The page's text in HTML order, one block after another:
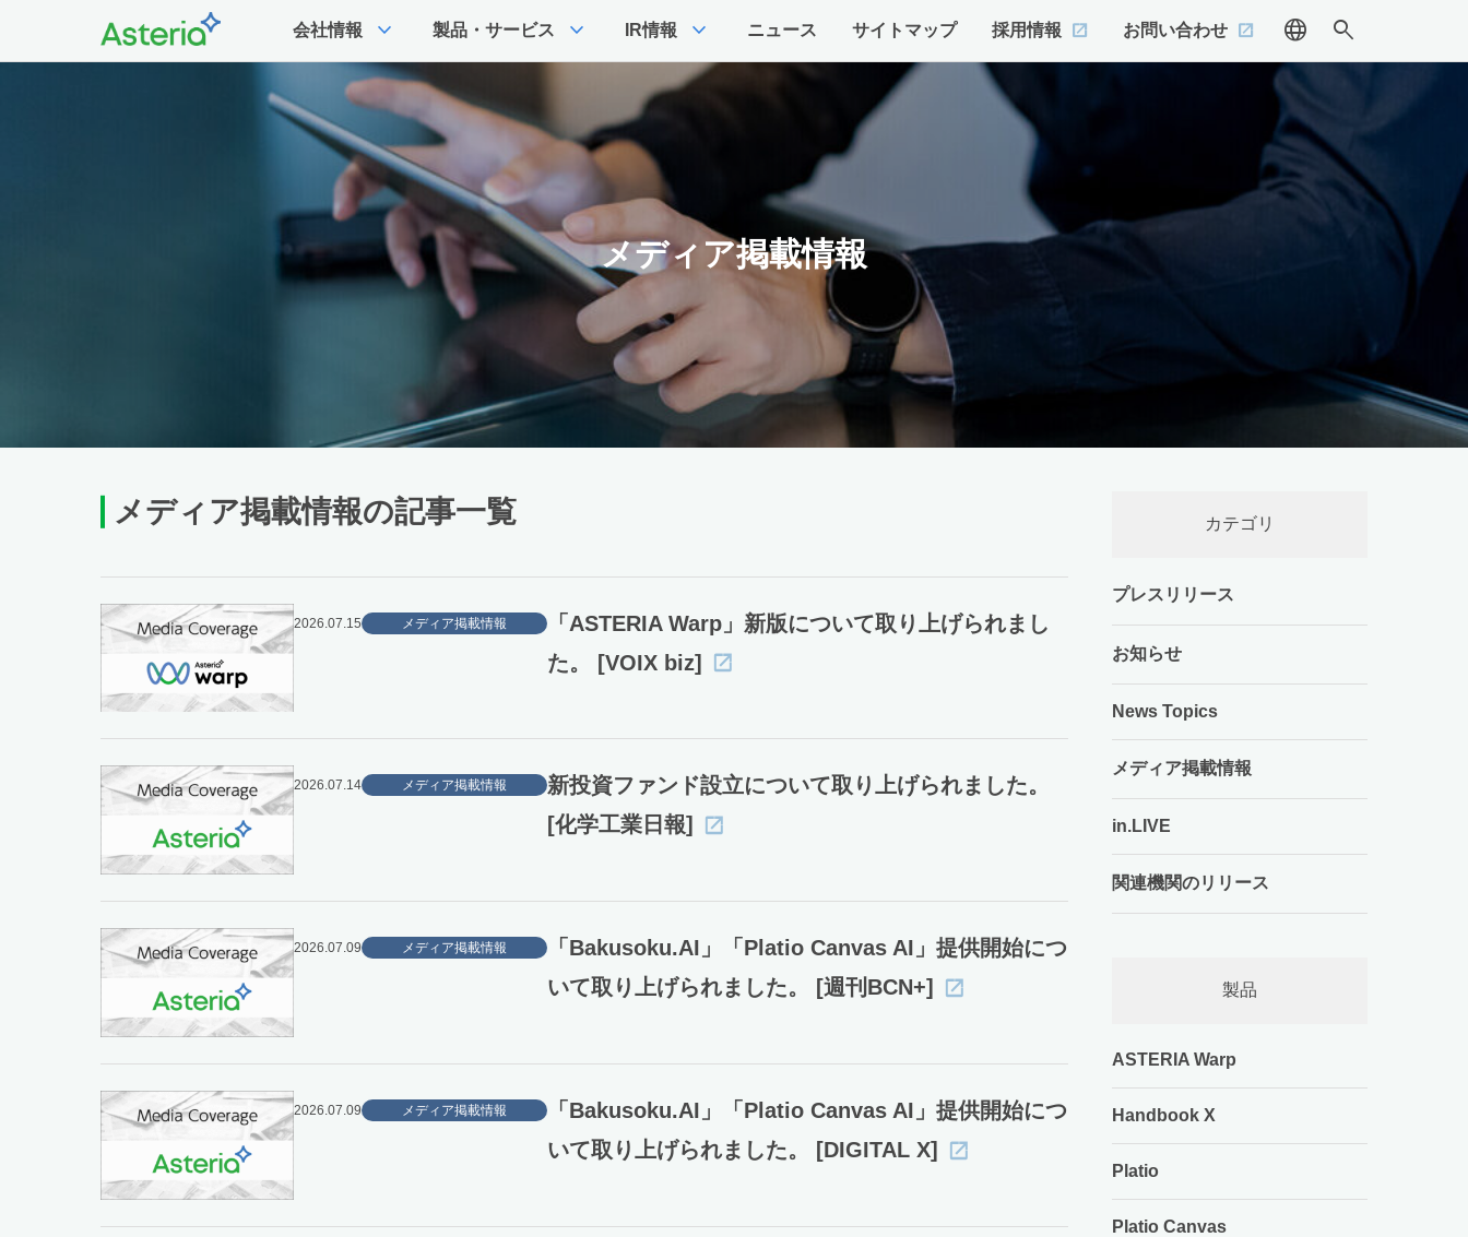
会社情報 expand_more 製品・サービス expand_more IR情報 expand_more ニュース サイトマップ 採用情報 お問い合わせ language search
メディア掲載情報
メディア掲載情報の記事一覧
2026.07.15 メディア掲載情報
「ASTERIA Warp」新版について取り上げられまし
た。 [VOIX biz]
2026.07.14 メディア掲載情報
新投資ファンド設立について取り上げられました。
[化学工業日報]
2026.07.09 メディア掲載情報
「Bakusoku.AI」「Platio Canvas AI」提供開始につ
いて取り上げられました。 [週刊BCN+]
2026.07.09 メディア掲載情報
「Bakusoku.AI」「Platio Canvas AI」提供開始につ
いて取り上げられました。 [DIGITAL X]
カテゴリ
プレスリリース
お知らせ
News Topics
メディア掲載情報
in.LIVE
関連機関のリリース
製品
ASTERIA Warp
Handbook X
Platio
Platio Canvas